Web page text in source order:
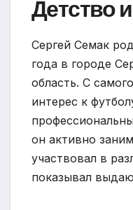
Детство
Сергей Семак
года в городе
область. С
интерес к
он активно
участвовал в
показывал